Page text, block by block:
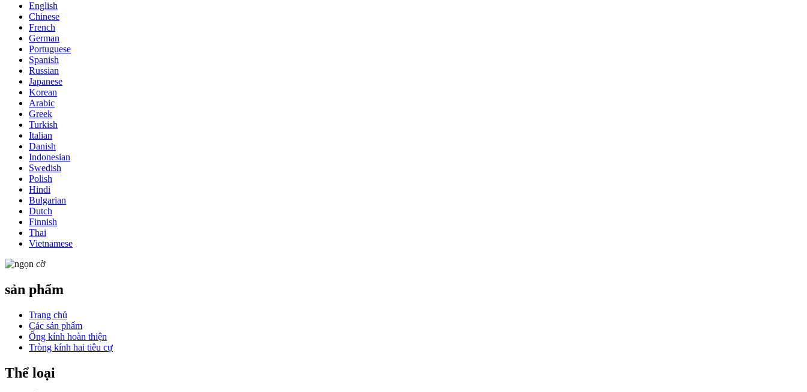
English
Chinese
French
German
Portuguese
Spanish
Russian
Japanese
Korean
Arabic
Greek
Turkish
Italian
Danish
Indonesian
Swedish
Polish
Hindi
Bulgarian
Dutch
Finnish
Thai
Vietnamese
sản phẩm
Trang chủ
Các sản phẩm
Ống kính hoàn thiện
Tròng kính hai tiêu cự
Thể loại